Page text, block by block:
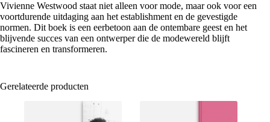
Vivienne Westwood staat niet alleen voor mode, maar ook voor een
voortdurende uitdaging aan het establishment en de gevestigde
normen. Dit boek is een eerbetoon aan de ontembare geest en het
blijvende succes van een ontwerper die de modewereld blijft
fascineren en transformeren.
Gerelateerde producten